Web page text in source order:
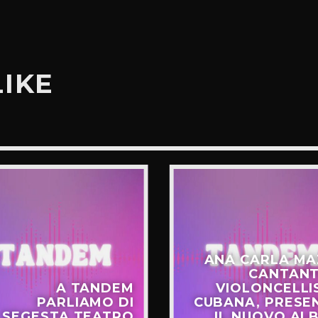
A TANDEM
PARLIAMO DI
ANA CARLA
CUBANA,